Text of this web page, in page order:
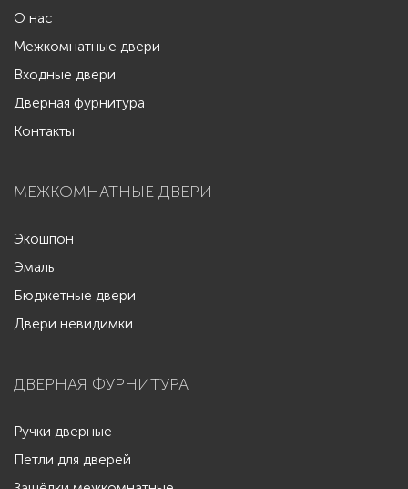
О нас
Межкомнатные двери
Входные двери
Дверная фурнитура
Контакты
МЕЖКОМНАТНЫЕ ДВЕРИ
Экошпон
Эмаль
Бюджетные двери
Двери невидимки
ДВЕРНАЯ ФУРНИТУРА
Ручки дверные
Петли для дверей